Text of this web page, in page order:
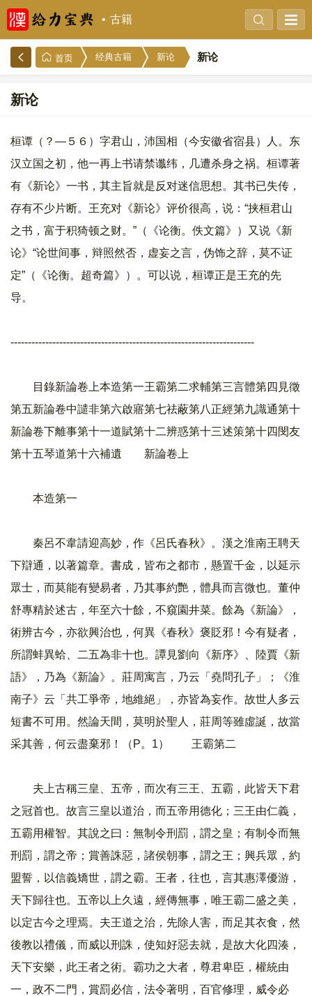
古籍
首页 经典古籍 新论 新论
新论
桓谭（？—５６）字君山，沛国相（今安徽省宿县）人。东
汉立国之初，他一再上书请禁谶纬，几遭杀身之祸。桓谭著
有《新论》一书，其主旨就是反对迷信思想。其书已失传，
存有不少片断。王充对《新论》评价很高，说：“挟桓君山
之书，富于积猗顿之财。”（《论衡。佚文篇》）又说《新
论》“论世间事，辩照然否，虚妄之言，伪饰之辞，莫不证
定”（《论衡。超奇篇》）。可以说，桓谭正是王充的先
导。
----------------------------------------------------------------------
目錄新論卷上本造第一王霸第二求輔第三言體第四見徵
第五新論卷中譴非第六啟寤第七祛蔽第八正經第九識通第十
新論卷下離事第十一道賦第十二辨惑第十三述策第十四閔友
第十五琴道第十六補遺 新論卷上
本造第一
秦呂不韋請迎高妙，作《呂氏春秋》。漢之淮南王聘天
下辯通，以著篇章。書成，皆布之都市，懸置千金，以延示
眾士，而莫能有變易者，乃其事約艷，體具而言微也。董仲
舒專精於述古，年至六十餘，不窺園井菜。餘為《新論》，
術辨古今，亦欲興治也，何異《春秋》褒貶邪！今有疑者，
所謂蚌異蛤、二五為非十也。譚見劉向《新序》、陸賈《新
語》，乃為《新論》。莊周寓言，乃云「堯問孔子」；《淮
南子》云「共工爭帝，地維絕」，亦皆為妄作。故世人多云
短書不可用。然論天間，莫明於聖人，莊周等雖虛誕，故當
采其善，何云盡棄邪！（P。1） 王霸第二
夫上古稱三皇、五帝，而次有三王、五霸，此皆天下君
之冠首也。故言三皇以道治，而五帝用德化；三王由仁義，
五霸用權智。其說之曰：無制令刑罰，謂之皇；有制令而無
刑罰，謂之帝；賞善誅惡，諸侯朝事，謂之王；興兵眾，約
盟誓，以信義矯世，謂之霸。王者，往也，言其惠澤優游，
天下歸往也。五帝以上久遠，經傳無事，唯王霸二盛之美，
以定古今之理焉。夫王道之治，先除人害，而足其衣食，然
後教以禮儀，而威以刑誅，使知好惡去就，是故大化四湊，
天下安樂，此王者之術。霸功之大者，尊君卑臣，權統由
一，政不二門，賞罰必信，法令著明，百官修理，威令必